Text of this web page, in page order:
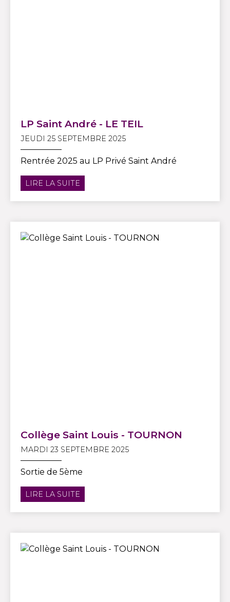
LP Saint André - LE TEIL
JEUDI 25 SEPTEMBRE 2025
Rentrée 2025 au LP Privé Saint André
LIRE LA SUITE
Collège Saint Louis - TOURNON
MARDI 23 SEPTEMBRE 2025
Sortie de 5ème
LIRE LA SUITE